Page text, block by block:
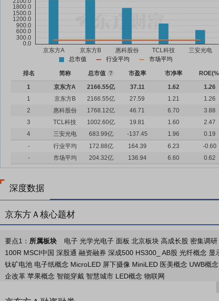
总市值 行业平均 市场平均
排名 简称 总市值 ? 市盈率 市净率
1
京东方A 2166.55亿 37.11 1.62
1.26
1
京东方B 2166.55亿 27.59 1.21
1.26
2
惠科股份 1768.12亿 46.71 6.70
3.88
3
TCL科技 1002.60亿 19.81 1.60
2.47
4
三安光电 683.99亿 -137.45 1.96
0.19
-
行业平均 172.88亿 164.39 6.23
-0.60
-
市场平均 204.32亿 136.94 6.60 0.62
深度数据
京东方Ａ核心题材
要点1： 所属板块
电子 光学光电子 面板 北京板块 高成长股 密集调
100R MSCI中国 深股通 融资融券 深成500 HS300_ AB股 光纤概念
钛矿电池 电子纸概念 MicroLED 屏下摄像 MiniLED 医美概念 UWB概
企改革 苹果概念 智能穿戴 智慧城市 LED概念 物联网